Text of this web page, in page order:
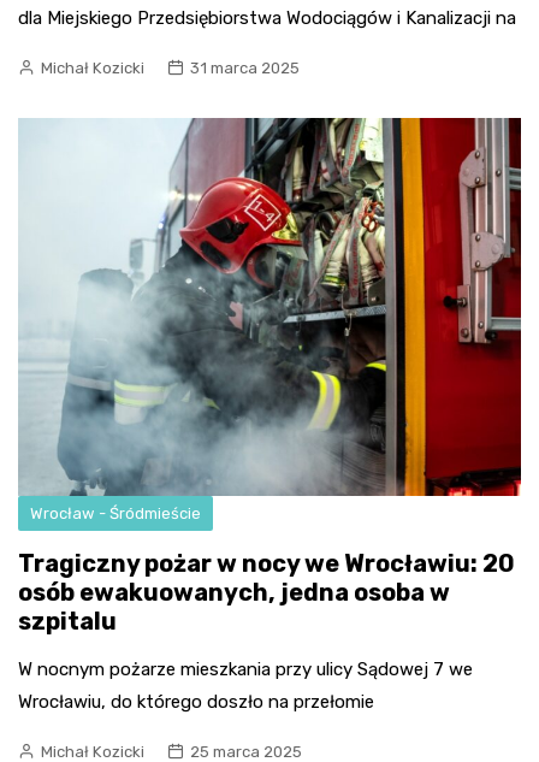
dla Miejskiego Przedsiębiorstwa Wodociągów i Kanalizacji na
Michał Kozicki 31 marca 2025
Wrocław - Śródmieście
Tragiczny pożar w nocy we Wrocławiu: 20
osób ewakuowanych, jedna osoba w
szpitalu
W nocnym pożarze mieszkania przy ulicy Sądowej 7 we
Wrocławiu, do którego doszło na przełomie
Michał Kozicki 25 marca 2025